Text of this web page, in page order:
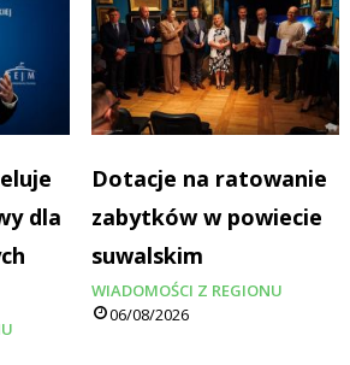
dla
Dotacje na ratowanie
zabytków w powiecie
suwalskim
WIADOMOŚCI Z REGIONU
06/08/2026